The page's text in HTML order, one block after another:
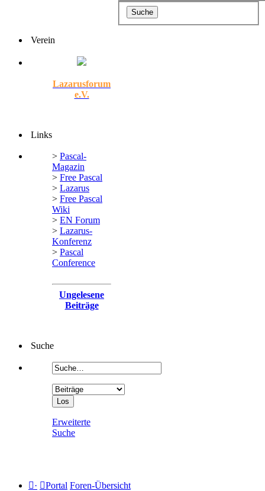
Verein
Lazarusforum
e.V.
Links
> Pascal-
Magazin
> Free Pascal
> Lazarus
> Free Pascal
Wiki
> EN Forum
> Lazarus-
Konferenz
> Pascal
Conference
Ungelesene
Beiträge
Suche
Erweiterte
Suche
· Portal Foren-Übersicht